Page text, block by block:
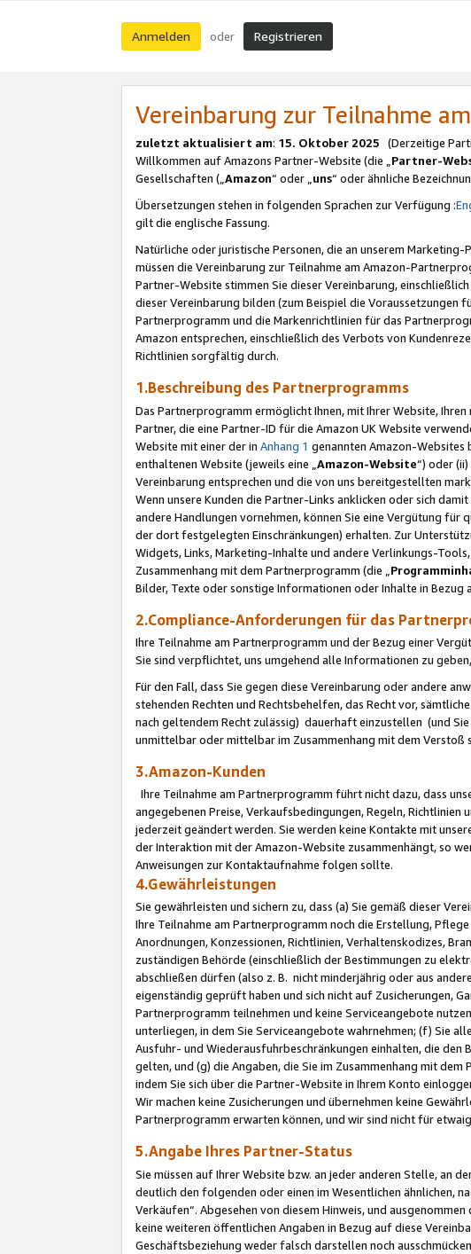
Anmelden oder Registrieren
Vereinbarung zur Teilnahme
zuletzt aktualisiert am: 15. Oktober 2025 (Derzeitige
Willkommen auf Amazons Partner-Website (die „Partner-
Gesellschaften („Amazon“ oder „uns“ oder ähnliche
Übersetzungen stehen in folgenden Sprachen zur Verfügung :
gilt die englische Fassung.
Natürliche oder juristische Personen, die an unserem Marketing-
müssen die Vereinbarung zur Teilnahme am Amazon-
Partner-Website stimmen Sie dieser Vereinbarung, einschließlich
dieser Vereinbarung bilden (zum Beispiel die
Partnerprogramm und die Markenrichtlinien für das
Amazon entsprechen, einschließlich des Verbots von
Richtlinien sorgfältig durch.
1.Beschreibung des Partnerprogramms
Das Partnerprogramm ermöglicht Ihnen, mit Ihrer Website,
Partner, die eine Partner-ID für die Amazon UK Website
Website mit einer der in Anhang 1 genannten Amazon-Websites
enthaltenen Website (jeweils eine „ Amazon-Website“) oder
Vereinbarung entsprechen und die von uns bereitgestellten
Wenn unsere Kunden die Partner-Links anklicken oder sich
andere Handlungen vornehmen, können Sie eine Vergütung für
der dort festgelegten Einschränkungen) erhalten. Zur
Widgets, Links, Marketing-Inhalte und andere Verlinkungs-
Zusammenhang mit dem Partnerprogramm (die „
Bilder, Texte oder sonstige Informationen oder Inhalte in
2.Compliance-Anforderungen für das
Ihre Teilnahme am Partnerprogramm und der Bezug einer
Sie sind verpflichtet, uns umgehend alle Informationen zu
Für den Fall, dass Sie gegen diese Vereinbarung oder andere
stehenden Rechten und Rechtsbehelfen, das Recht vor,
nach geltendem Recht zulässig) dauerhaft einzustellen (und
unmittelbar oder mittelbar im Zusammenhang mit dem Verstoß
3.Amazon-Kunden
Ihre Teilnahme am Partnerprogramm führt nicht dazu, dass
angegebenen Preise, Verkaufsbedingungen, Regeln,
jederzeit geändert werden. Sie werden keine Kontakte mit
der Interaktion mit der Amazon-Website zusammenhängt, so
Anweisungen zur Kontaktaufnahme folgen sollte.
4.Gewährleistungen
Sie gewährleisten und sichern zu, dass (a) Sie gemäß dieser
Ihre Teilnahme am Partnerprogramm noch die Erstellung,
Anordnungen, Konzessionen, Richtlinien, Verhaltenskodizes,
zuständigen Behörde (einschließlich der Bestimmungen zu
abschließen dürfen (also z. B. nicht minderjährig oder aus
eigenständig geprüft haben und sich nicht auf Zusicherungen,
Partnerprogramm teilnehmen und keine Serviceangebote
unterliegen, in dem Sie Serviceangebote wahrnehmen; (f) Sie
Ausfuhr- und Wiederausfuhrbeschränkungen einhalten, die
gelten, und (g) die Angaben, die Sie im Zusammenhang mit
indem Sie sich über die Partner-Website in Ihrem Konto
Wir machen keine Zusicherungen und übernehmen keine
Partnerprogramm erwarten können, und wir sind nicht für
5.Angabe Ihres Partner-Status
Sie müssen auf Ihrer Website bzw. an jeder anderen Stelle, an
deutlich den folgenden oder einen im Wesentlichen ähnlichen,
Verkäufen“. Abgesehen von diesem Hinweis, und
keine weiteren öffentlichen Angaben in Bezug auf diese
Geschäftsbeziehung weder falsch darstellen noch